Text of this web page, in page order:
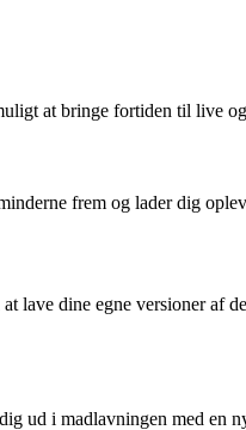
at bringe fortiden til live
frem og lader dig
lave dine egne versioner af
ud i madlavningen med en